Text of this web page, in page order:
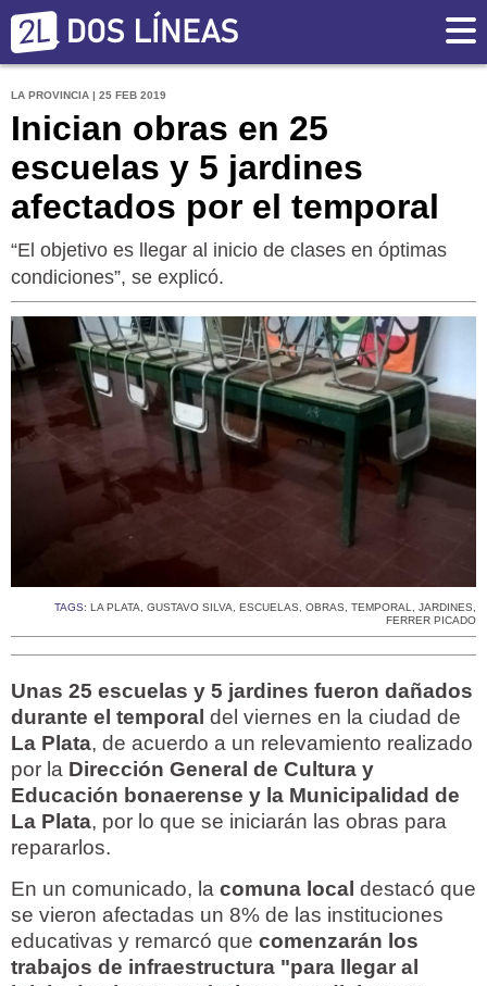
LA PROVINCIA | 25 FEB 2019
Inician obras en 25
escuelas y 5 jardines
afectados por el temporal
“El objetivo es llegar al inicio de clases en óptimas
condiciones”, se explicó.
TAGS: LA PLATA, GUSTAVO SILVA, ESCUELAS, OBRAS, TEMPORAL, JARDINES,
FERRER PICADO
Unas 25 escuelas y 5 jardines fueron dañados
durante el temporal del viernes en la ciudad de
La Plata, de acuerdo a un relevamiento realizado
por la Dirección General de Cultura y
Educación bonaerense y la Municipalidad de
La Plata, por lo que se iniciarán las obras para
repararlos.
En un comunicado, la comuna local destacó que
se vieron afectadas un 8% de las instituciones
educativas y remarcó que comenzarán los
trabajos de infraestructura "para llegar al